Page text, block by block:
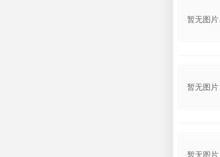
暂无图片
暂无图片
暂无图片